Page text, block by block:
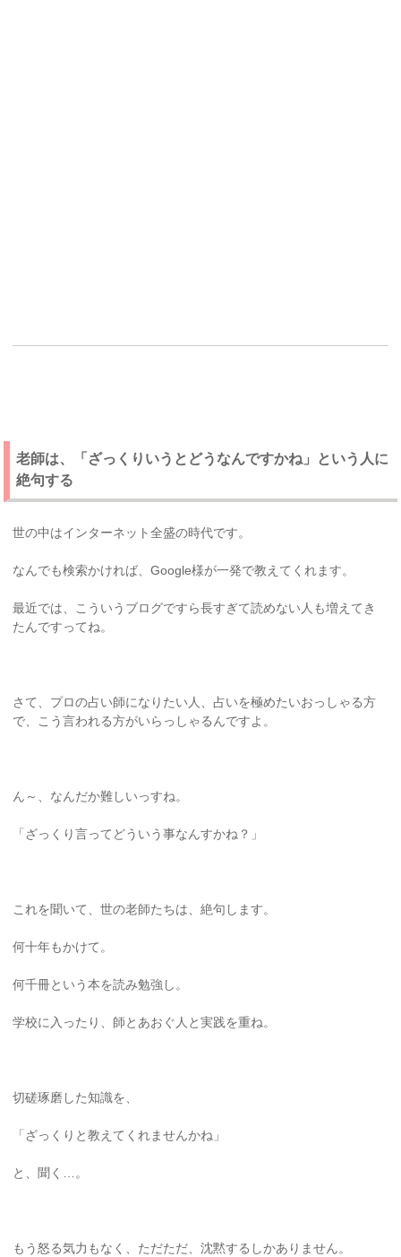
老師は、「ざっくりいうとどうなんですかね」という人に
絶句する
世の中はインターネット全盛の時代です。
なんでも検索かければ、Google様が一発で教えてくれます。
最近では、こういうブログですら長すぎて読めない人も増えてき
たんですってね。
さて、プロの占い師になりたい人、占いを極めたいおっしゃる方
で、こう言われる方がいらっしゃるんですよ。
ん～、なんだか難しいっすね。
「ざっくり言ってどういう事なんすかね？」
これを聞いて、世の老師たちは、絶句します。
何十年もかけて。
何千冊という本を読み勉強し。
学校に入ったり、師とあおぐ人と実践を重ね。
切磋琢磨した知識を、
「ざっくりと教えてくれませんかね」
と、聞く…。
もう怒る気力もなく、ただただ、沈黙するしかありません。